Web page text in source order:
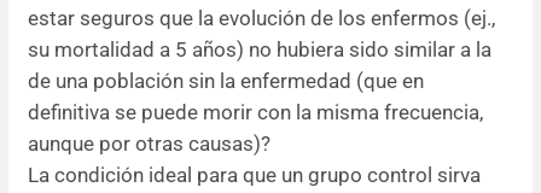
estar seguros que la evolución de los enfermos (ej.,
su mortalidad a 5 años) no hubiera sido similar a la
de una población sin la enfermedad (que en
definitiva se puede morir con la misma frecuencia,
aunque por otras causas)?
La condición ideal para que un grupo control sirva